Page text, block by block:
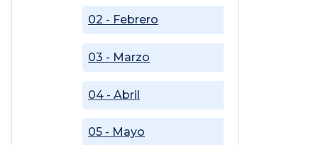
02 - Febrero
03 - Marzo
04 - Abril
05 - Mayo